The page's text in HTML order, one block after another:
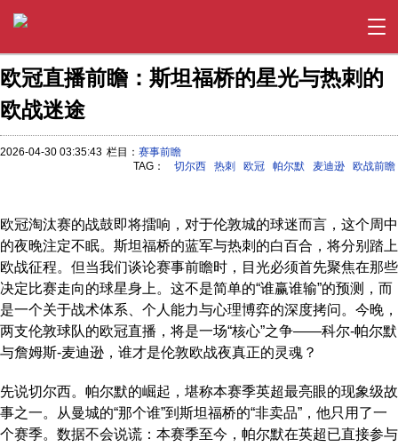
欧冠直播前瞻：斯坦福桥的星光与热刺的
欧战迷途
2026-04-30 03:35:43 栏目： 赛事前瞻
TAG：
切尔西 热刺 欧冠 帕尔默 麦迪逊 欧战前瞻
欧冠淘汰赛的战鼓即将擂响，对于伦敦城的球迷而言，这个周中
的夜晚注定不眠。斯坦福桥的蓝军与热刺的白百合，将分别踏上
欧战征程。但当我们谈论赛事前瞻时，目光必须首先聚焦在那些
决定比赛走向的球星身上。这不是简单的“谁赢谁输”的预测，而
是一个关于战术体系、个人能力与心理博弈的深度拷问。今晚，
两支伦敦球队的欧冠直播，将是一场“核心”之争——科尔-帕尔默
与詹姆斯-麦迪逊，谁才是伦敦欧战夜真正的灵魂？
先说切尔西。帕尔默的崛起，堪称本赛季英超最亮眼的现象级故
事之一。从曼城的“那个谁”到斯坦福桥的“非卖品”，他只用了一
个赛季。数据不会说谎：本赛季至今，帕尔默在英超已直接参与